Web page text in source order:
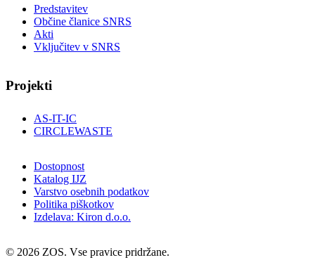
Predstavitev
Občine članice SNRS
Akti
Vključitev v SNRS
Projekti
AS-IT-IC
CIRCLEWASTE
© 2026 ZOS. Vse pravice pridržane.
Dostopnost
Katalog IJZ
Varstvo osebnih podatkov
Politika piškotkov
Izdelava: Kiron d.o.o.